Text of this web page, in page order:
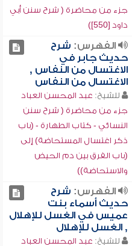
جزء من محاضرة ( شرح سنن أبي
داود [550])
الفهرس: شرح
حديث جابر في
الاغتسال من النفاس ,
الاغتسال من النفاس
للشيخ: عبد المحسن العباد
جزء من محاضرة ( شرح سنن
النسائي - كتاب الطهارة - (باب
ذكر اغتسال المستحاضة) إلى
(باب الفرق بين دم الحيض
والاستحاضة))
الفهرس: شرح
حديث أسماء بنت
عميس في الغسل للإهلال
, الغسل للإهلال
للشيخ: عبد المحسن العباد